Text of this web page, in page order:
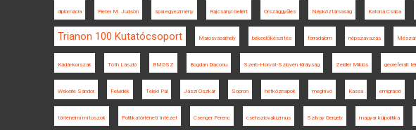
diplomácia Pieter M. Judson spai egyezmény Rajcsányi Gellért Országgyűlés Népköztársaság Katona Csaba
Trianon 100 Kutatócsoport Marosvásárhely békeelőkészítés forradalom népszavazás
Kádár-korszak Tóth László RMDSZ Bogdan Diaconu Szerb-Horvát-Szlovén Királyság Zeidler Miklós georeferált
Wekerle Sándor Felvidék Teleki Pál Jászi Oszkár Sopron hétköznapok meghívó Kassa emigráció
történelmi mítoszok Politikatörténeti Intézet Csenger Ferenc csehszlovakizmus Szilvay Gergely magyar külpolitika